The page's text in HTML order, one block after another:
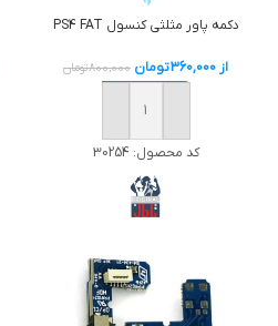
دکمه پاور مثلثی کنسول PS4 FAT
از 360,000تومان 800,000تومان
خرید
کد محصول: 30254